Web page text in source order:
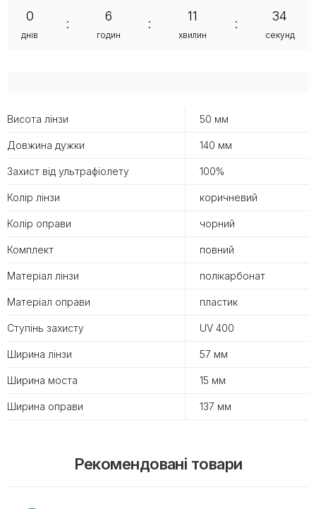
Висота лінзи 50 мм
Довжина дужки 140 мм
Захист від ультрафіолету 100%
Колір лінзи коричневий
Колір оправи чорний
Комплект повний
Матеріал лінзи полікарбонат
Матеріал оправи пластик
Ступінь захисту UV 400
Ширина лінзи 57 мм
Ширина моста 15 мм
Ширина оправи 137 мм
0
днів
:
6
годин
:
11
хвилин
:
34
секунд
Рекомендовані товари